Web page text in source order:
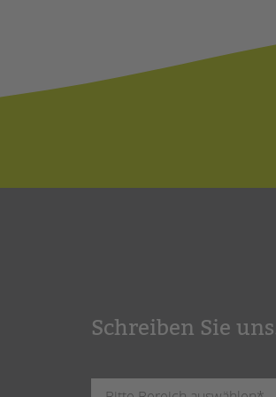
Schreiben Sie